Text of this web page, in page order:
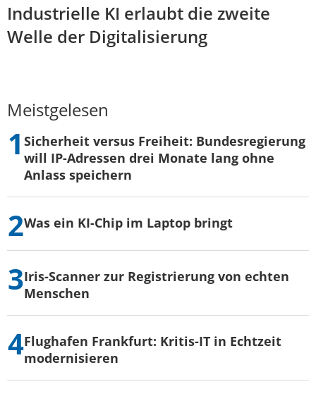
Industrielle KI erlaubt die zweite
Welle der Digitalisierung
Meistgelesen
Sicherheit versus Freiheit: Bundesregierung
will IP-Adressen drei Monate lang ohne
Anlass speichern
Was ein KI-Chip im Laptop bringt
Iris-Scanner zur Registrierung von echten
Menschen
Flughafen Frankfurt: Kritis-IT in Echtzeit
modernisieren